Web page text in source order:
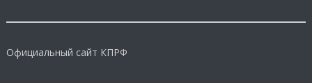
Официальный сайт КПРФ